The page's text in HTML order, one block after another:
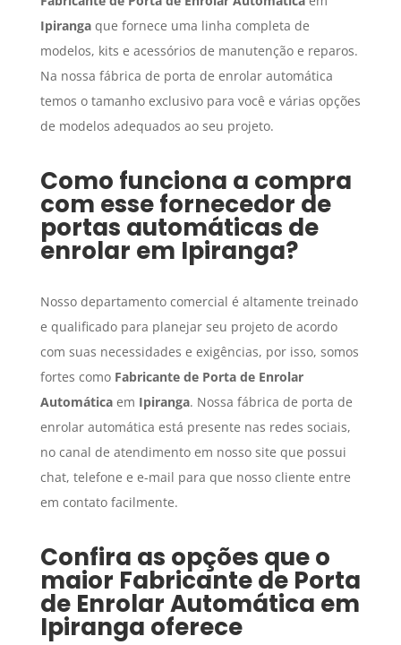
Ipirangaque fornece uma linha completa de
modelos, kits e acessórios de manutenção e reparos.
Na nossa fábrica de porta de enrolar automática
temos o tamanho exclusivo para você e várias opções
de modelos adequados ao seu projeto.
Como funciona a compra
com esse fornecedor de
portas automáticas de
enrolar em Ipiranga?
Nosso departamento comercial é altamente treinado
e qualificado para planejar seu projeto de acordo
com suas necessidades e exigências, por isso, somos
fortes como Fabricante de Porta de Enrolar
Automáticaem Ipiranga. Nossa fábrica de porta de
enrolar automática está presente nas redes sociais,
no canal de atendimento em nosso site que possui
chat, telefone e e-mail para que nosso cliente entre
em contato facilmente.
Confira as opções que o
maior Fabricante de Porta
de Enrolar Automática em
Ipiranga oferece